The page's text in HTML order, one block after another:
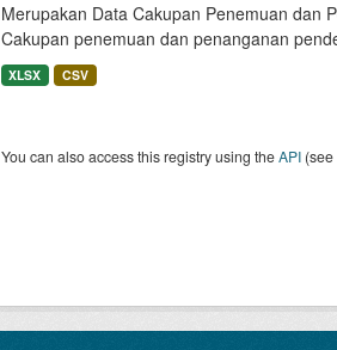
Merupakan Data Cakupan Penemuan dan
Cakupan penemuan dan penanganan
XLSX CSV
You can also access this registry using theAPI(see